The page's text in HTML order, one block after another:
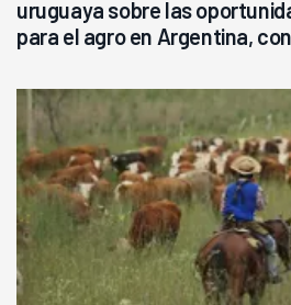
uruguaya sobre las
para el agro en Argentina,